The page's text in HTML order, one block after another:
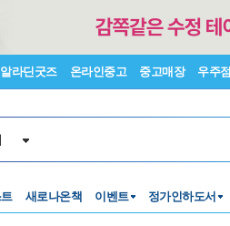
알라딘굿즈 온라인중고 중고매장 우주점
새로나온책 이벤트 정가인하도서